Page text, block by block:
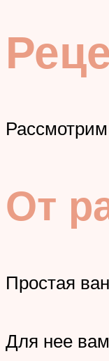
От
Простая
Для нее